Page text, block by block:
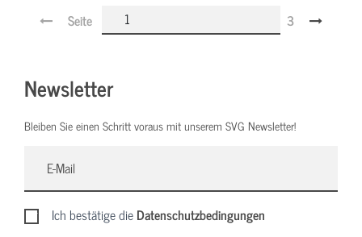
Seite 3
Newsletter
Bleiben Sie einen Schritt voraus mit unserem SVG Newsletter!
Ich bestätige dieDatenschutzbedingungen